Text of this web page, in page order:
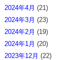
2024年4月 (21)
2024年3月 (23)
2024年2月 (19)
2024年1月 (20)
2023年12月 (22)